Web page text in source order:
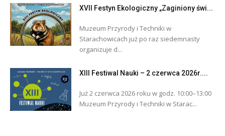
XVII Festyn Ekologiczny „Zaginiony świ...
Muzeum Przyrody i Techniki w
Starachowicach już po raz siedemnasty
organizuje d...
XIII Festiwal Nauki – 2 czerwca 2026r....
Już 2 czerwca 2026 roku w godz. 10:00–13:00
Muzeum Przyrody i Techniki w Starac...